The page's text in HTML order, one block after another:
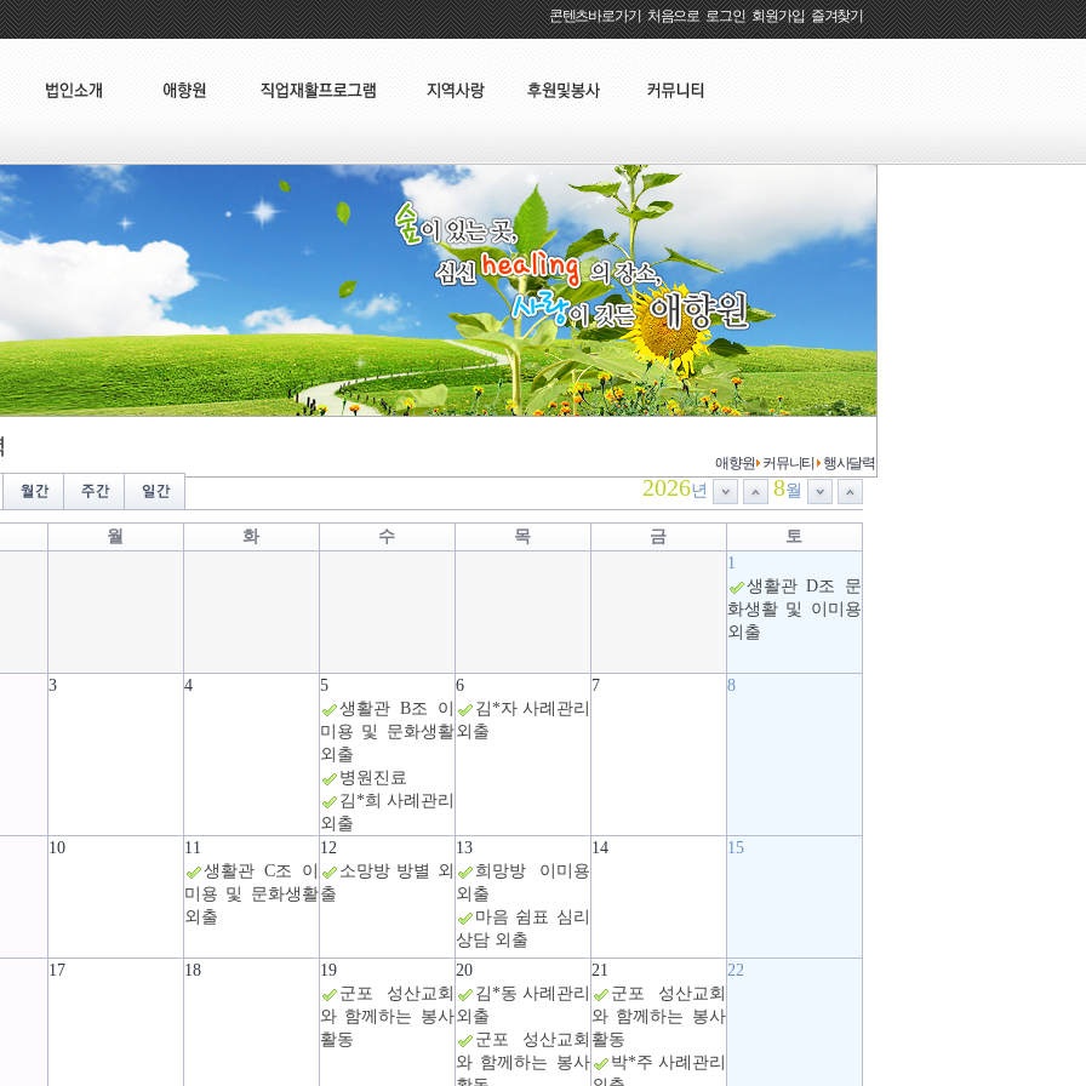
콘텐츠바로가기:처음으로:로그인:회원가입:즐겨찾기
애향원 커뮤니티 행사달력
2026년 8월
월 화 수 목 금
토
1
생활관 D조 문
화생활 및 이미용
외출
3 4
5
생활관 B조 이
미용 및 문화생활
외출
병원진료
김*희 사례관리
외출
6
김*자 사례관리
외출
7 8
10
11
생활관 C조 이
미용 및 문화생활
외출
12
소망방 방별 외
출
13
희망방 이미용
외출
마음 쉼표 심리
상담 외출
14 15
17 18
19
군포 성산교회
와 함께하는 봉사
활동
20
김*동 사례관리
외출
군포 성산교회
와 함께하는 봉사
21
군포 성산교회
와 함께하는 봉사
활동
박*주 사례관리
22